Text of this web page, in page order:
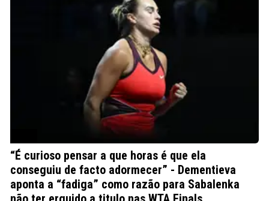
“É curioso pensar a que horas é que ela
conseguiu de facto adormecer” - Dementieva
aponta a “fadiga” como razão para Sabalenka